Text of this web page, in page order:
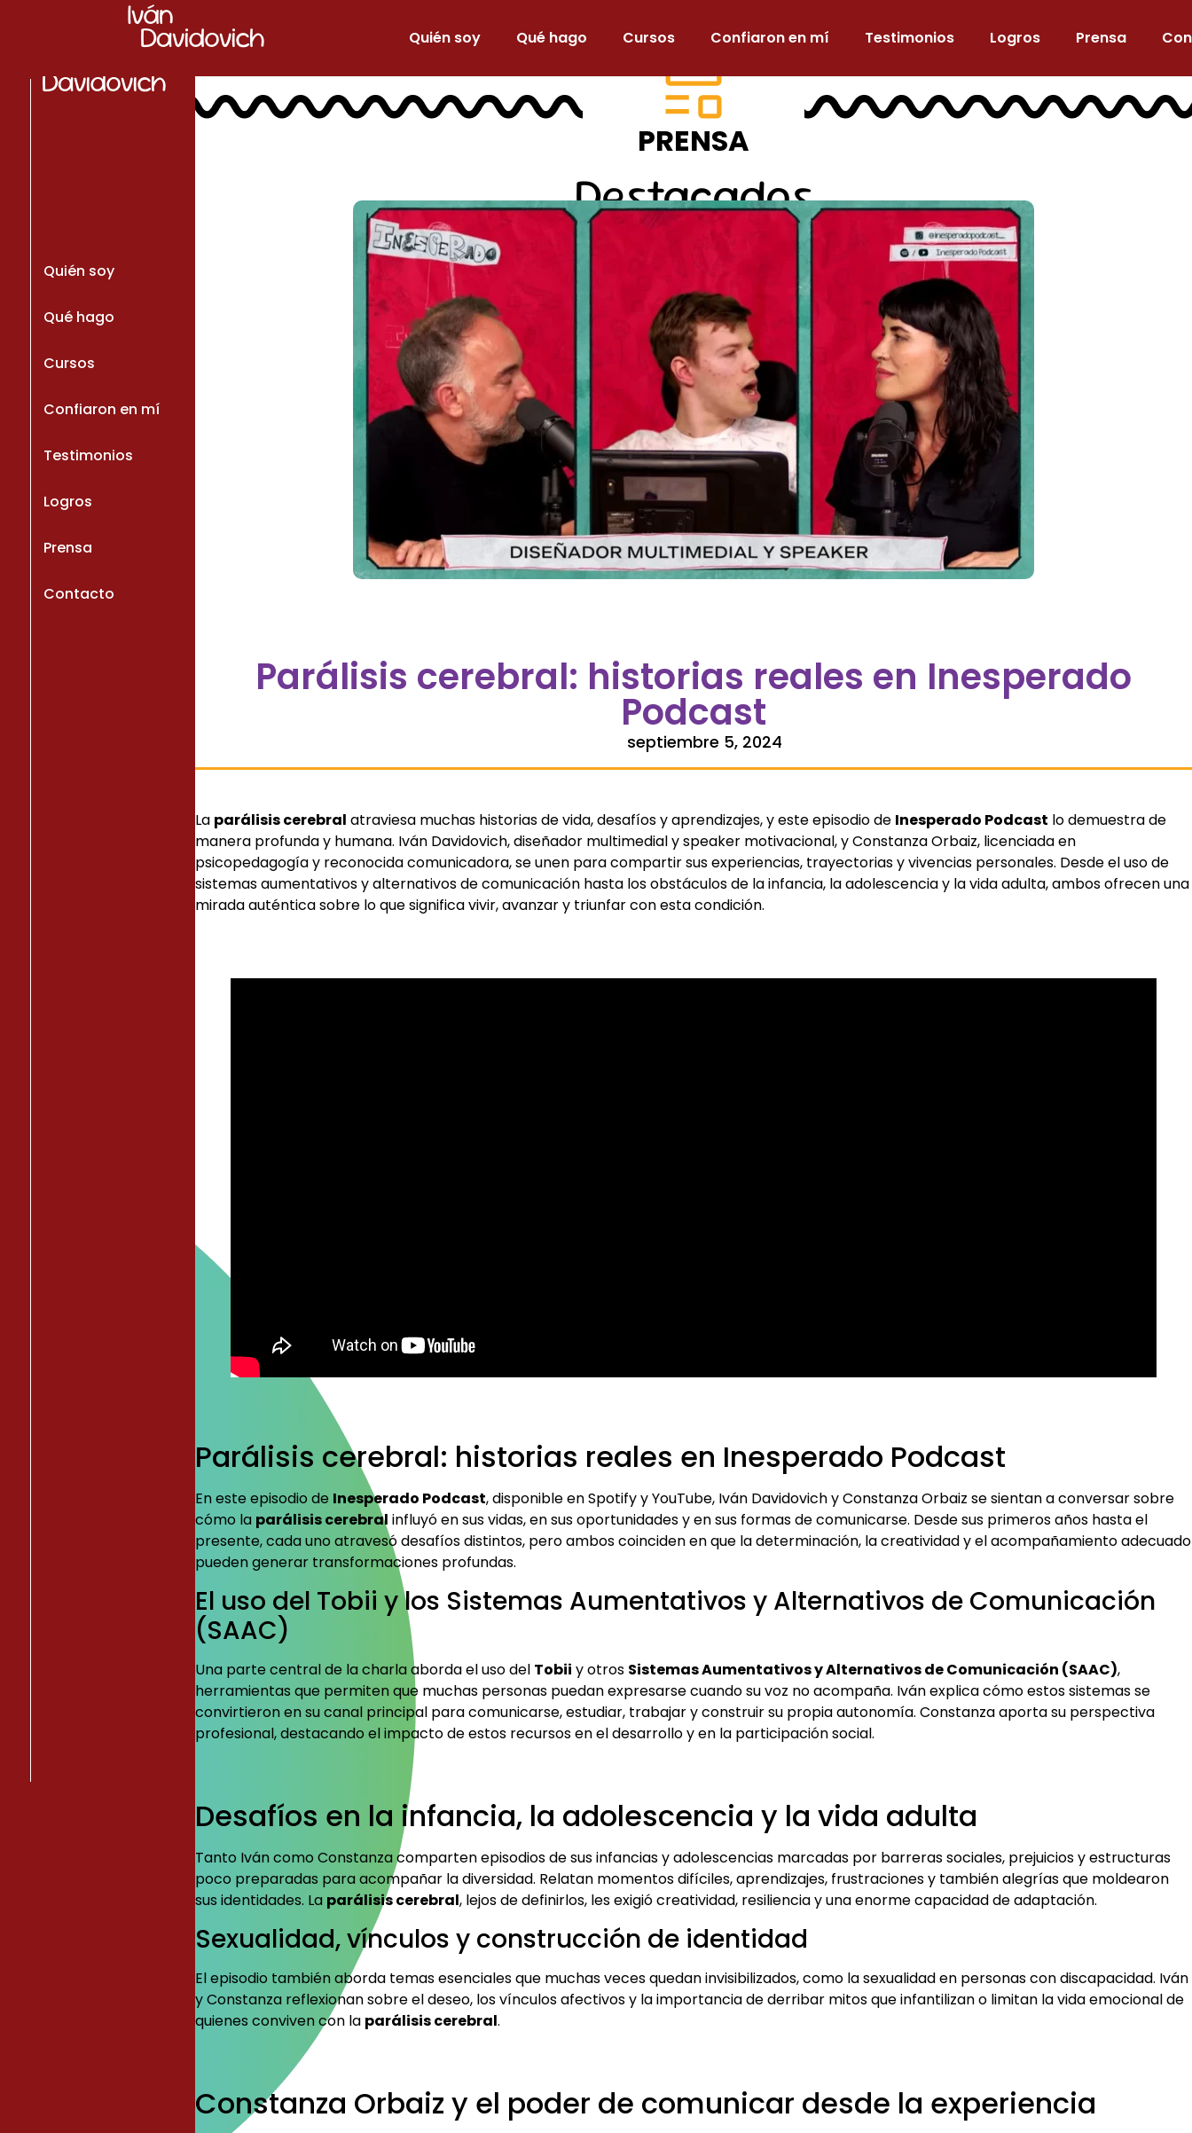
Quién soy
Qué hago
Cursos
Confiaron en mí
Testimonios
Logros
Prensa
Contacto
Quién soy Qué hago Cursos Confiaron en mí Testimonios Logros Prensa
PRENSA
Destacados
Parálisis cerebral: historias reales en Inesperado
Podcast
septiembre 5, 2024
La parálisis cerebral atraviesa muchas historias de vida, desafíos y aprendizajes, y este episodio de Inesperado Podcast lo demuestra de
manera profunda y humana. Iván Davidovich, diseñador multimedial y speaker motivacional, y Constanza Orbaiz, licenciada en
psicopedagogía y reconocida comunicadora, se unen para compartir sus experiencias, trayectorias y vivencias personales. Desde el uso de
sistemas aumentativos y alternativos de comunicación hasta los obstáculos de la infancia, la adolescencia y la vida adulta, ambos ofrecen una
mirada auténtica sobre lo que significa vivir, avanzar y triunfar con esta condición.
Parálisis cerebral: historias reales en Inesperado Podcast
En este episodio de Inesperado Podcast, disponible en Spotify y YouTube, Iván Davidovich y Constanza Orbaiz se sientan a conversar sobre
cómo la parálisis cerebral influyó en sus vidas, en sus oportunidades y en sus formas de comunicarse. Desde sus primeros años hasta el
presente, cada uno atravesó desafíos distintos, pero ambos coinciden en que la determinación, la creatividad y el acompañamiento adecuado
pueden generar transformaciones profundas.
El uso del Tobii y los Sistemas Aumentativos y Alternativos de Comunicación
(SAAC)
Una parte central de la charla aborda el uso del Tobii y otros Sistemas Aumentativos y Alternativos de Comunicación (SAAC),
herramientas que permiten que muchas personas puedan expresarse cuando su voz no acompaña. Iván explica cómo estos sistemas se
convirtieron en su canal principal para comunicarse, estudiar, trabajar y construir su propia autonomía. Constanza aporta su perspectiva
profesional, destacando el impacto de estos recursos en el desarrollo y en la participación social.
Desafíos en la infancia, la adolescencia y la vida adulta
Tanto Iván como Constanza comparten episodios de sus infancias y adolescencias marcadas por barreras sociales, prejuicios y estructuras
poco preparadas para acompañar la diversidad. Relatan momentos difíciles, aprendizajes, frustraciones y también alegrías que moldearon
sus identidades. La parálisis cerebral, lejos de definirlos, les exigió creatividad, resiliencia y una enorme capacidad de adaptación.
Sexualidad, vínculos y construcción de identidad
El episodio también aborda temas esenciales que muchas veces quedan invisibilizados, como la sexualidad en personas con discapacidad. Iván
y Constanza reflexionan sobre el deseo, los vínculos afectivos y la importancia de derribar mitos que infantilizan o limitan la vida emocional de
quienes conviven con la parálisis cerebral.
Constanza Orbaiz y el poder de comunicar desde la experiencia